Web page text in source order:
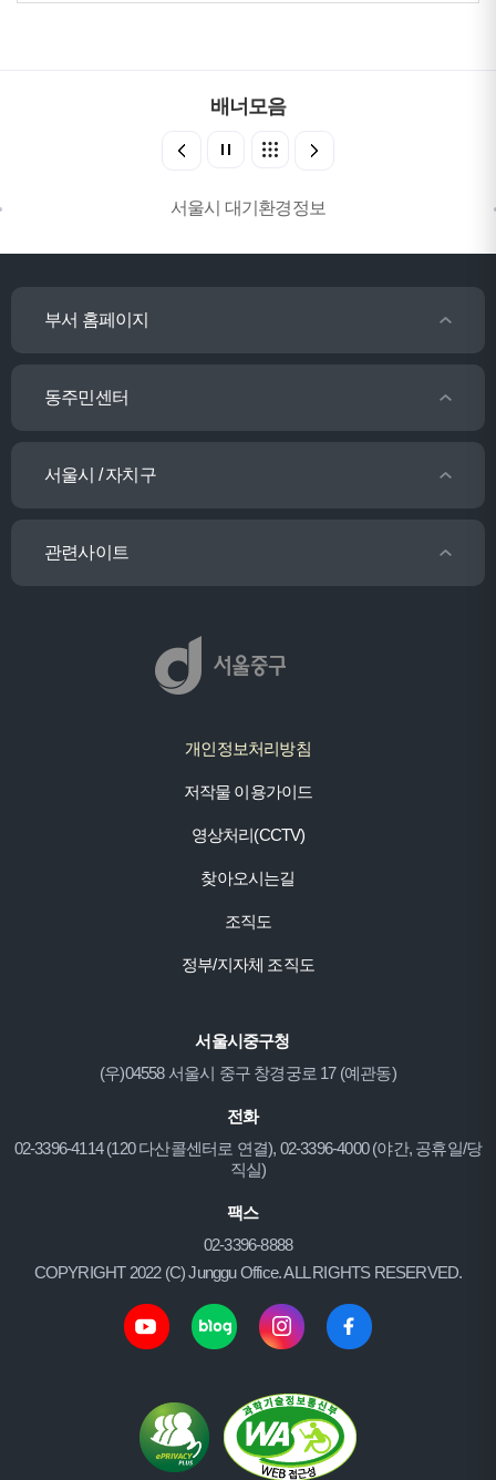
배너모음
서울시 대기환경정보
부서 홈페이지
동주민센터
서울시 / 자치구
관련사이트
개인정보처리방침
저작물 이용가이드
영상처리(CCTV)
찾아오시는길
조직도
정부/지자체 조직도
서울시중구청
(우)04558 서울시 중구 창경궁로 17 (예관동)
전화
02-3396-4114 (120 다산콜센터로 연결), 02-3396-4000 (야간, 공휴일/당
직실)
팩스
02-3396-8888
COPYRIGHT 2022 (C) Junggu Office. ALL RIGHTS RESERVED.